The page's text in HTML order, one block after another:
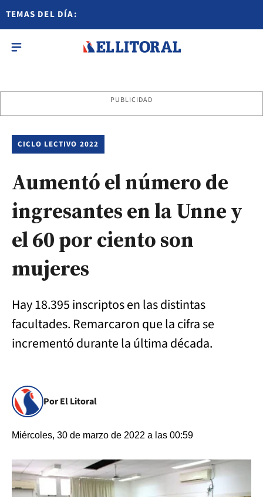
TEMAS DEL DÍA:
PUBLICIDAD
CICLO LECTIVO 2022
Aumentó el número de
ingresantes en la Unne y
el 60 por ciento son
mujeres
Hay 18.395 inscriptos en las distintas
facultades. Remarcaron que la cifra se
incrementó durante la última década.
Por El Litoral
Miércoles, 30 de marzo de 2022 a las 00:59